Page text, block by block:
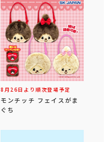
8月26日より順次登場予定
モンチッチ フェイスがま
ぐち